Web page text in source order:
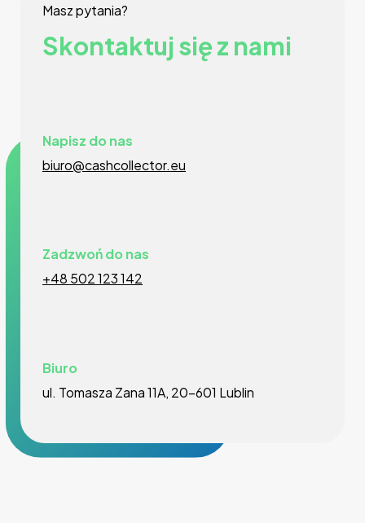
Masz pytania?
Skontaktuj się z nami
Napisz do nas
biuro@cashcollector.eu
Zadzwoń do nas
+48 502 123 142
Biuro
ul. Tomasza Zana 11A, 20-601 Lublin